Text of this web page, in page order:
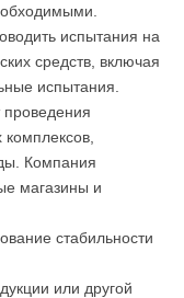
испытания на
средств, включая
испытания.
проведения
Компания
магазины и
стабильности
или другой